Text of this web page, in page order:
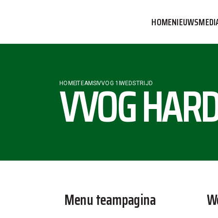
HOMENIEUWS
HOMETEAMSVVOG 1 WEDSTRIJD
VVOG
Menu teampagina